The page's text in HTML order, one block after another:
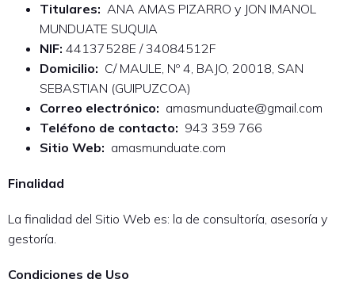
Titulares: ANA AMAS PIZARRO y JON IMANOL
MUNDUATE SUQUIA
NIF: 44137528E / 34084512F
Domicilio: C/ MAULE, Nº 4, BAJO, 20018, SAN
SEBASTIAN (GUIPUZCOA)
Correo electrónico: amasmunduate@gmail.com
Teléfono de contacto: 943 359 766
Sitio Web: amasmunduate.com
Finalidad
La finalidad del Sitio Web es: la de consultoría, asesoría y
gestoría.
Condiciones de Uso